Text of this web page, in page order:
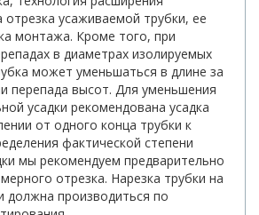
отрезка усаживаемой трубки, ее
монтажа. Кроме того, при
в диаметрах изолируемых
может уменьшаться в длине за
перепада высот. Для уменьшения
усадки рекомендована усадка
от одного конца трубки к
фактической степени
мы рекомендуем предварительно
отрезка. Нарезка трубки на
должна производиться по